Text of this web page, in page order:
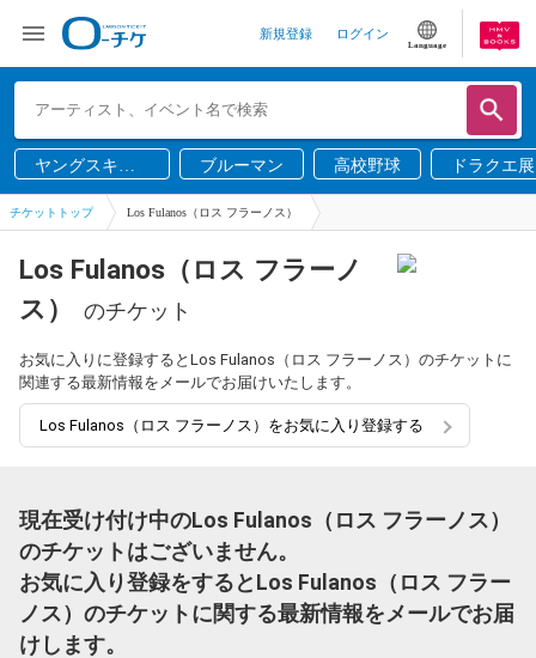
新規登録 ログイン
Language
ヤングスキニ
ー
ブルーマン 高校野球 ドラクエ展
チケットトップ Los Fulanos（ロス フラーノス）
Los Fulanos（ロス フラーノ
ス）
のチケット
お気に入りに登録するとLos Fulanos（ロス フラーノス）のチケットに
関連する最新情報をメールでお届けいたします。
Los Fulanos（ロス フラーノス）をお気に入り登録する
現在受け付け中のLos Fulanos（ロス フラーノス）
のチケットはございません。
お気に入り登録をするとLos Fulanos（ロス フラー
ノス）のチケットに関する最新情報をメールでお届
けします。